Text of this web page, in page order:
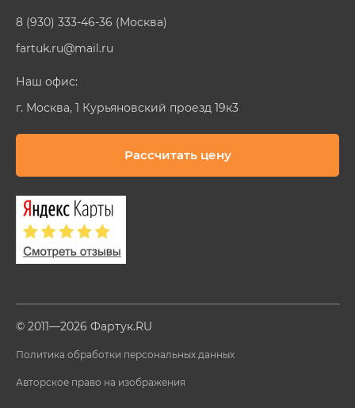
8 (930) 333-46-36 (Москва)
fartuk.ru@mail.ru
Наш офис:
г. Москва, 1 Курьяновский проезд 19к3
Рассчитать цену
© 2011—2026 Фартук.RU
Политика обработки персональных данных
Авторское право на изображения